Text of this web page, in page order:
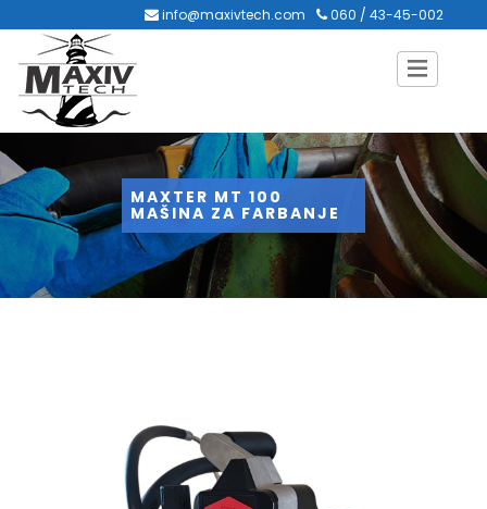
060 / 43-45-002
info@maxivtech.com
MAXTER MT 100
MAŠINA ZA FARBANJE